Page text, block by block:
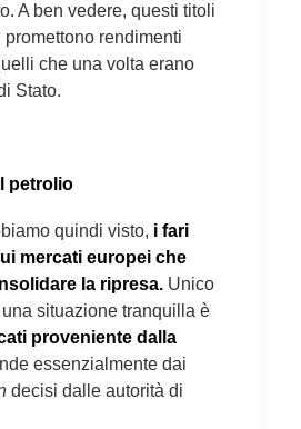
A ben vedere, questi titoli
rendimenti
che una volta erano
Stato.
petrolio
quindi visto, i fari
mercati europei che
la ripresa. Unico
situazione tranquilla è
proveniente dalla
essenzialmente dai
decisi dalle autorità di